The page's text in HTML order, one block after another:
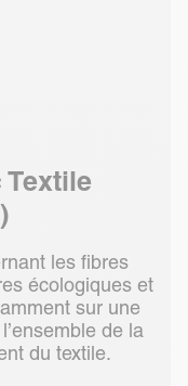
les fibres
écologiques et
sur une
de la
du textile.